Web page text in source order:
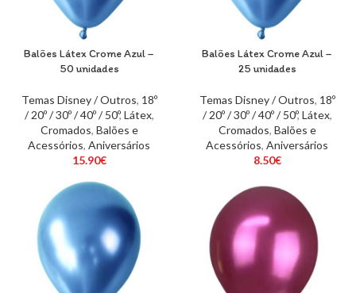
Balões Látex Crome Azul –
50 unidades
Temas Disney / Outros, 18º
/ 20º / 30º / 40º / 50º, Látex,
Cromados, Balões e
Acessórios, Aniversários
15.90€
Balões Látex Crome Azul –
25 unidades
Temas Disney / Outros, 18º
/ 20º / 30º / 40º / 50º, Látex,
Cromados, Balões e
Acessórios, Aniversários
8.50€